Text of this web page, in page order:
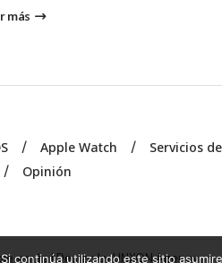
más
Apple Watch Servicios
Opinión
y más | Design byUNXON Agency.
continúa utilizando este sitio